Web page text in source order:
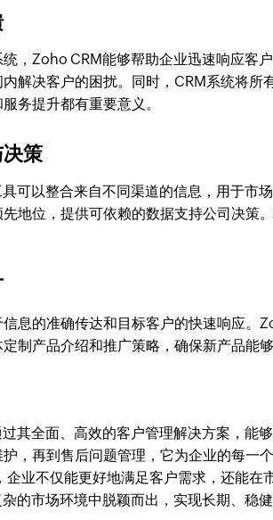
，Zoho CRM能够帮助企业迅速响应客
解决客户的困扰。同时，CRM系统将所
务提升都有重要意义。
策
可以整合来自不同渠道的信息，用于市
地位，提供可依赖的数据支持公司决策
息的准确传达和目标客户的快速响应。
制产品介绍和推广策略，确保新产品能
其全面、高效的客户管理解决方案，能
，再到售后问题管理，它为企业的每一
业不仅能更好地满足客户需求，还能在
的市场环境中脱颖而出，实现长期、稳健